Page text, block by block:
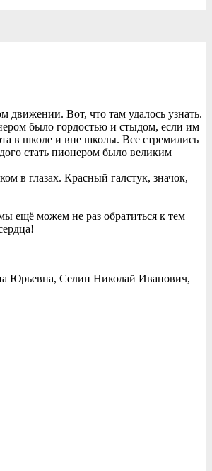
Вот, что там удалось узнать.
было гордостью и стыдом, если им
в школе и вне школы. Все стремились
стать пионером было великим
в глазах. Красный галстук, значок,
ещё можем не раз обратиться к тем
Юрьевна, Селин Николай Иванович,